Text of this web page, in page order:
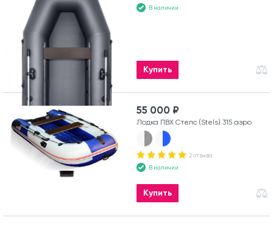
В наличии
Купить
55 000 ₽
Лодка ПВХ Стелс (Stels) 315 аэро
2 отзыва
В наличии
Купить